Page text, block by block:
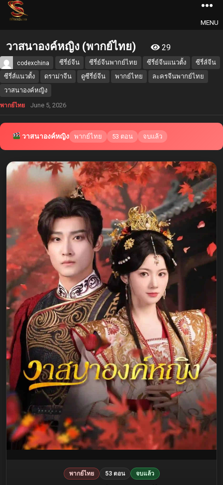
MENU
วาสนาองค์หญิง (พากย์ไทย) 29
codexchina ซีรี่ย์จีน ซีรี่ย์จีนพากย์ไทย ซีรี่ย์จีนแนวตั้ง
ซีรี่ส์จีน
ซีรี่ส์แนวตั้ง
ดราม่าจีน ดูซีรี่ย์จีน พากย์ไทย
ละครจีนพากย์ไทย
วาสนาองค์หญิง
พากย์ไทย June 5, 2026
วาสนาองค์หญิง พากย์ไทย 53 ตอน จบแล้ว
พากย์ไทย 53 ตอน จบแล้ว